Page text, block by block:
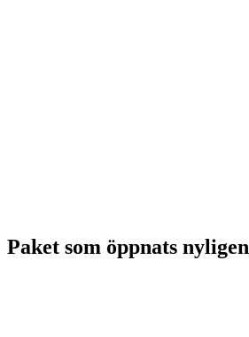
Paket som öppnats nyligen